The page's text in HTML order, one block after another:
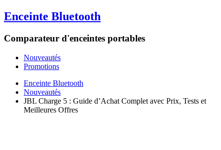
Enceinte Bluetooth
Comparateur d'enceintes portables
Nouveautés
Promotions
Enceinte Bluetooth
Nouveautés
JBL Charge 5 : Guide d’Achat Complet avec Prix, Tests et
Meilleures Offres